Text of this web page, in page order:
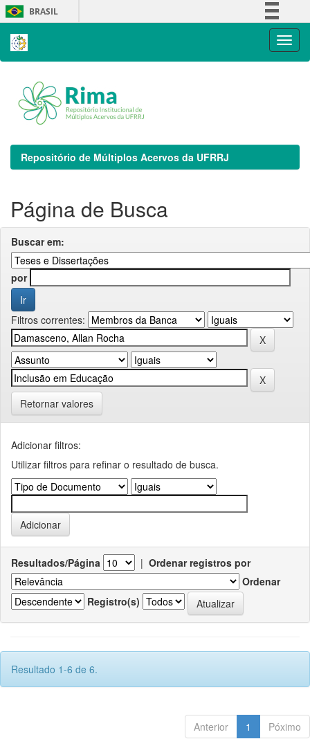
Skip
navigation
BRASIL
Repositório de Múltiplos Acervos da UFRRJ
Página de Busca
Buscar em:
por
Filtros correntes:
Retornar valores
Adicionar filtros:
Utilizar filtros para refinar o resultado de busca.
Resultados/Página | Ordenar registros por
Ordenar
Registro(s)
Resultado 1-6 de 6.
Anterior 1 Póximo